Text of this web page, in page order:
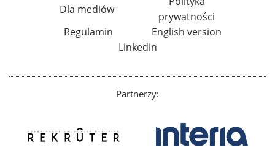
Dla mediów
prywatności
Regulamin
English version
Linkedin
Partnerzy: